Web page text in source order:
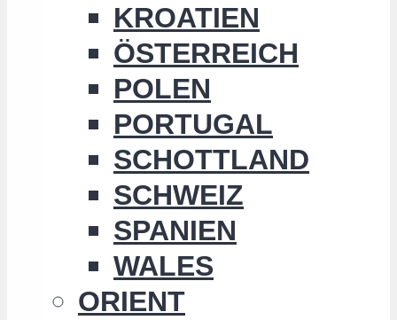
KROATIEN
ÖSTERREICH
POLEN
PORTUGAL
SCHOTTLAND
SCHWEIZ
SPANIEN
WALES
ORIENT